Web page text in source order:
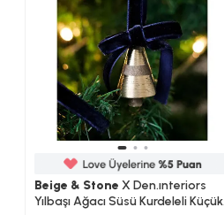
Beige & Stone X Den.ınteriors
Yılbaşı Ağacı Süsü Kurdeleli Küçük